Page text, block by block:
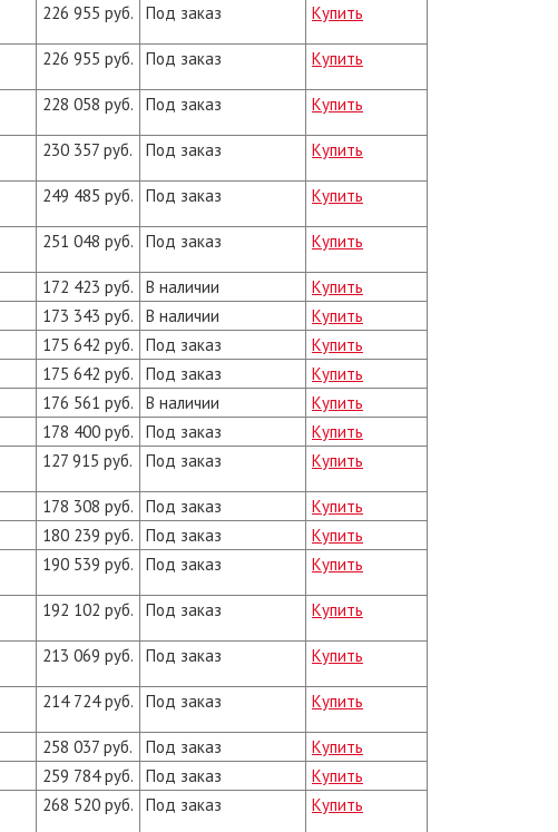
226 955 руб. Под заказ Купить
226 955 руб. Под заказ Купить
228 058 руб. Под заказ Купить
230 357 руб. Под заказ Купить
249 485 руб. Под заказ Купить
251 048 руб. Под заказ Купить
172 423 руб. В наличии
Купить
173 343 руб. В наличии
Купить
175 642 руб. Под заказ
Купить
175 642 руб. Под заказ
Купить
176 561 руб. В наличии
Купить
178 400 руб. Под заказ
Купить
127 915 руб. Под заказ Купить
178 308 руб. Под заказ
Купить
180 239 руб. Под заказ
Купить
190 539 руб. Под заказ Купить
192 102 руб. Под заказ Купить
213 069 руб. Под заказ Купить
214 724 руб. Под заказ Купить
258 037 руб. Под заказ
Купить
259 784 руб. Под заказ
Купить
268 520 руб. Под заказ Купить